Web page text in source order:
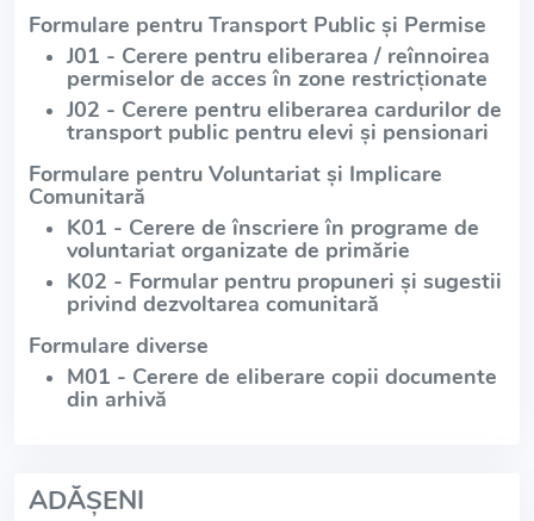
Formulare pentru Transport Public și Permise
J01 - Cerere pentru eliberarea / reînnoirea
permiselor de acces în zone restricționate
J02 - Cerere pentru eliberarea cardurilor de
transport public pentru elevi și pensionari
Formulare pentru Voluntariat și Implicare
Comunitară
K01 - Cerere de înscriere în programe de
voluntariat organizate de primărie
K02 - Formular pentru propuneri și sugestii
privind dezvoltarea comunitară
Formulare diverse
M01 - Cerere de eliberare copii documente
din arhivă
ADĂŞENI